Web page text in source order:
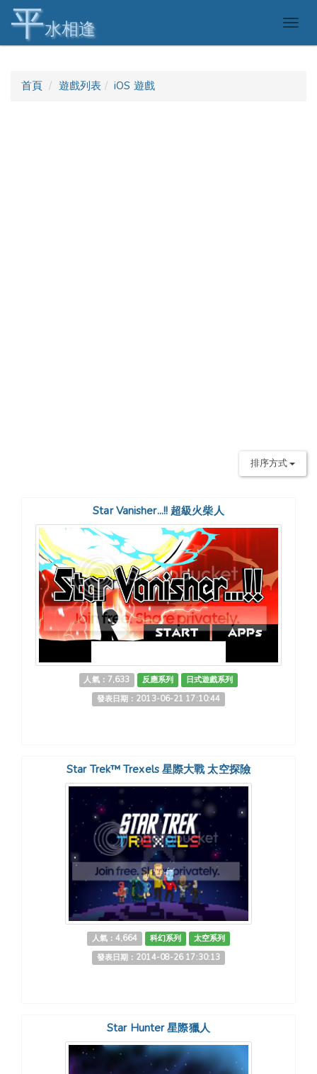
平水相逢
首頁 遊戲列表 iOS 遊戲
排序方式
Star Vanisher...!! 超級火柴人
人氣：7,633 反應系列
日式遊戲系列
發表日期：2013-06-21 17:10:44
Star Trek™ Trexels 星際大戰 太空探險
人氣：4,664 科幻系列
太空系列
發表日期：2014-08-26 17:30:13
Star Hunter 星際獵人